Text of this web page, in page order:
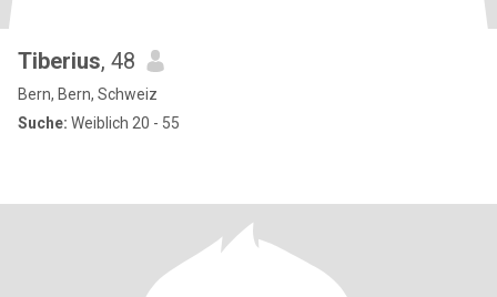
Tiberius, 48
Bern, Bern, Schweiz
Suche: Weiblich 20 - 55